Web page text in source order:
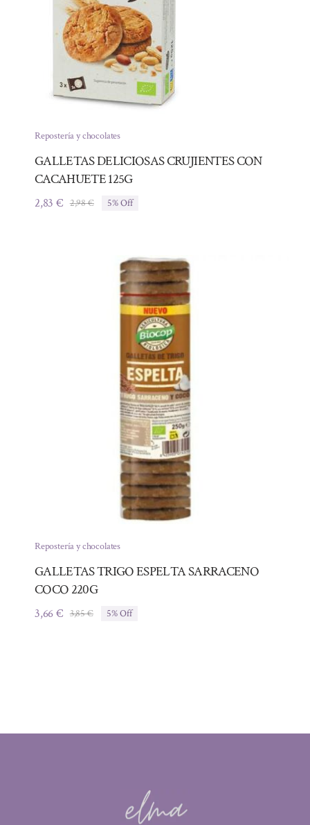
Repostería y chocolates
GALLETAS DELICIOSAS CRUJIENTES CON
CACAHUETE 125G
2,98€El
2,98 €.
2,83€
El
2,83 €.
5% Off
Repostería y chocolates
GALLETAS TRIGO ESPELTA SARRACENO
COCO 220G
3,85€El
3,66€
El
5% Off